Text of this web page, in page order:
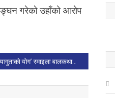
गरेको उहाँको आरोप
‘भ्यागुताको योग’ रमाइला बालकथाको किताब